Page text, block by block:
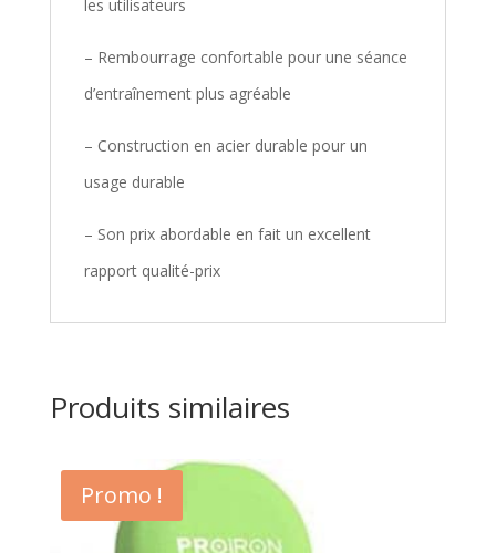
les utilisateurs
– Rembourrage confortable pour une séance
d’entraînement plus agréable
– Construction en acier durable pour un
usage durable
– Son prix abordable en fait un excellent
rapport qualité-prix
Produits similaires
Promo !